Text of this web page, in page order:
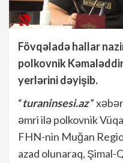
Fövqəladə hallar
polkovnik
yerlərini dəyişib.
“turaninsesi.az”
əmri ilə polkovnik
FHN-nin Muğan
azad olunaraq,